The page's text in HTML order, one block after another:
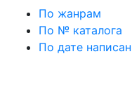
По жанрам
По № каталога
По дате